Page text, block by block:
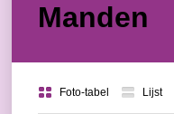
Manden
Foto-tabel Lijst